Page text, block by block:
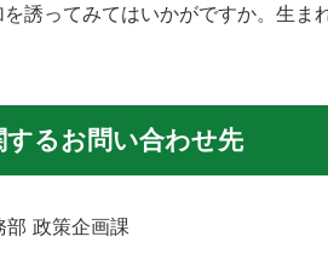
誘ってみてはいかがですか。生ま
するお問い合わせ先
部 政策企画課